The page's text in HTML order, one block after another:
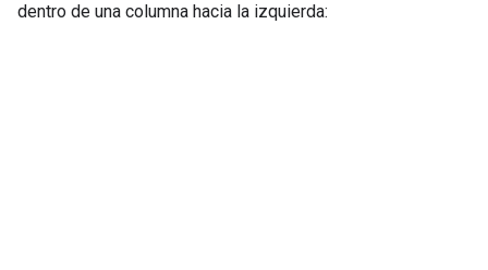
dentro de una columna hacia la izquierda: